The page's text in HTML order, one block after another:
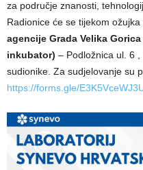
za područje znanosti,
Radionice će se tijekom
agencije Grada Velika
inkubator) – Podložnica ul. 6
sudionike. Za sudjelovanje su
https://forms.gle/